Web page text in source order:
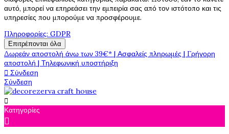
αυτό, μπορεί να επηρεάσει την εμπειρία σας από τον ιστότοπο και τις
υπηρεσίες που μπορούμε να προσφέρουμε.
Πληροφορίες: GDPR
Επιτρέπονται όλα
Δωρεάν αποστολή άνω των 39€* | Ασφαλείς πληρωμές | Γρήγορη
αποστολή | Τηλεφωνική υποστήριξη
 Σύνδεση
Σύνδεση

Κατηγορίες
